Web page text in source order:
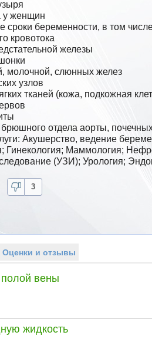
кровотока
брюшного отдела аорты,
Акушерство, ведение
Гинекология; Маммология;
(УЗИ); Урология;
3
Оценки и отзывы
вены
жидкость